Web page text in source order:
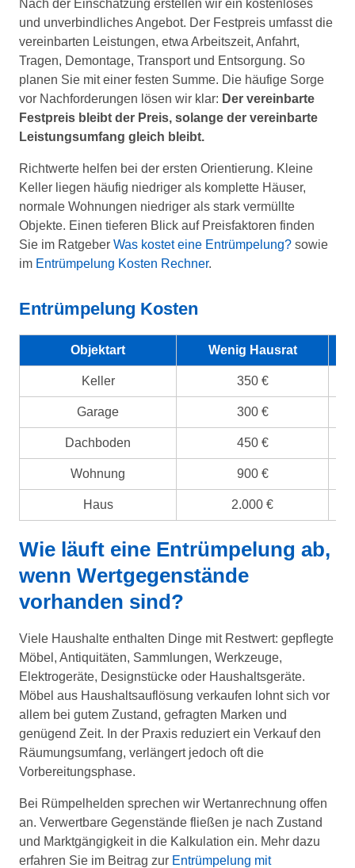
Nach der Einschätzung erstellen wir ein kostenloses
und unverbindliches Angebot. Der Festpreis umfasst die
vereinbarten Leistungen, etwa Arbeitszeit, Anfahrt,
Tragen, Demontage, Transport und Entsorgung. So
planen Sie mit einer festen Summe. Die häufige Sorge
vor Nachforderungen lösen wir klar: Der vereinbarte
Festpreis bleibt der Preis, solange der vereinbarte
Leistungsumfang gleich bleibt.
Richtwerte helfen bei der ersten Orientierung. Kleine
Keller liegen häufig niedriger als komplette Häuser,
normale Wohnungen niedriger als stark vermüllte
Objekte. Einen tieferen Blick auf Preisfaktoren finden
Sie im Ratgeber Was kostet eine Entrümpelung? sowie
im Entrümpelung Kosten Rechner.
Entrümpelung Kosten
Objektart Wenig Hausrat
Keller 350 €
Garage 300 €
Dachboden 450 €
Wohnung 900 €
Haus 2.000 €
Wie läuft eine Entrümpelung ab,
wenn Wertgegenstände
vorhanden sind?
Viele Haushalte enthalten Dinge mit Restwert: gepflegte
Möbel, Antiquitäten, Sammlungen, Werkzeuge,
Elektrogeräte, Designstücke oder Haushaltsgeräte.
Möbel aus Haushaltsauflösung verkaufen lohnt sich vor
allem bei gutem Zustand, gefragten Marken und
genügend Zeit. In der Praxis reduziert ein Verkauf den
Räumungsumfang, verlängert jedoch oft die
Vorbereitungsphase.
Bei Rümpelhelden sprechen wir Wertanrechnung offen
an. Verwertbare Gegenstände fließen je nach Zustand
und Marktgängigkeit in die Kalkulation ein. Mehr dazu
erfahren Sie im Beitrag zur Entrümpelung mit